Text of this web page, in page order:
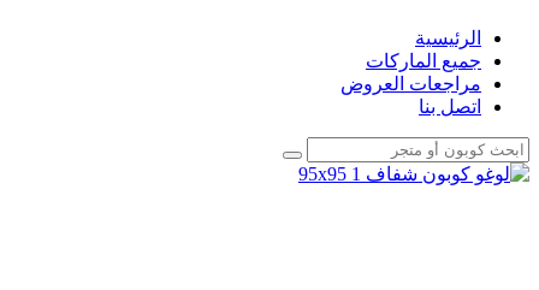
الرئيسية
جميع الماركات
مراجعات العروض
اتصل بنا